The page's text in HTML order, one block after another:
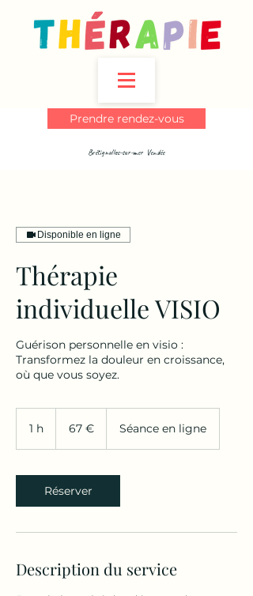
Prendre rendez-vous
Brétignolles-sur-mer Vendée
Disponible en ligne
Thérapie
individuelle VISIO
Guérison personnelle en visio :
Transformez la douleur en croissance,
où que vous soyez.
1 h 67 € Séance en ligne
Réserver
Description du service